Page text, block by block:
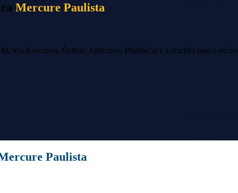
Mercure Paulista
Van Executiva, Ônibus, Aplicativo, BlaBlaCar e Locadora para o trecho
Paulista